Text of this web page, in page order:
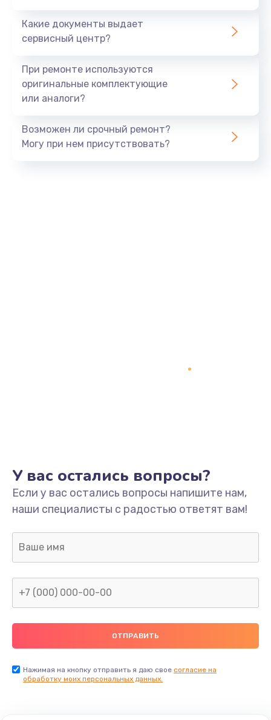
Ремонт микросхемы Wi-Fi
Заказать
Заказать
Замена корпуса
Замена тачпада
1490 руб.
Заказать
Какие документы выдает
сервисный центр?
При ремонте используются
оригинальные комплектующие
или аналоги?
Возможен ли срочный ремонт?
Могу при нем присутствовать?
У вас остались вопросы?
Если у вас остались вопросы напишите нам,
наши специалисты с радостью ответят вам!
Нажимая на кнопку отправить я даю свое согласие на
обработку моих персональных данных.